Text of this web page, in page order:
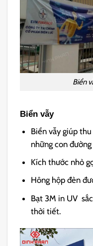
Biển
Biển vẫy
Biển vẫy giúp
những con
Kích thước nhỏ
Hông hộp đèn
Bạt 3M in UV
thời tiết.